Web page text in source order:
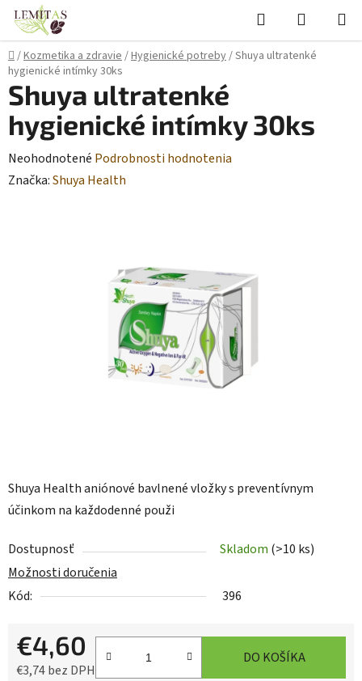
Prejsť
obsah
Hľadať
KOŠÍK
Domov
/Kozmetika a zdravie/Hygienické potreby/Shuya ultratenké
hygienické intímky 30ks
Shuya Health aniónové bavlnené vložky s preventívnym
účinkom na každodenné použi
Dostupnosť Skladom (>10 ks)
Možnosti doručenia
Kód:
396
€4,60
€3,74 bez DPH
DO KOŠÍKA
Shuya ultratenké
hygienické intímky 30ks
Priemerné
hodnotenie
Neohodnotené Podrobnosti hodnotenia
Značka:Shuya Health